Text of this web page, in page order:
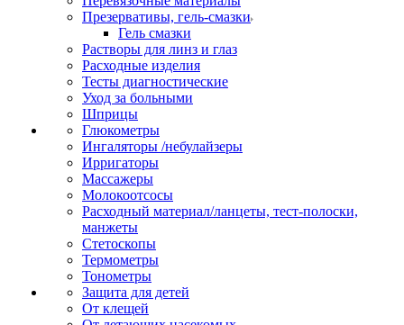
Презервативы, гель-смазки
Гель смазки
Растворы для линз и глаз
Расходные изделия
Тесты диагностические
Уход за больными
Шприцы
Глюкометры
Ингаляторы /небулайзеры
Ирригаторы
Массажеры
Молокоотсосы
Расходный материал/ланцеты, тест-полоски,
манжеты
Стетоскопы
Термометры
Тонометры
Защита для детей
От клещей